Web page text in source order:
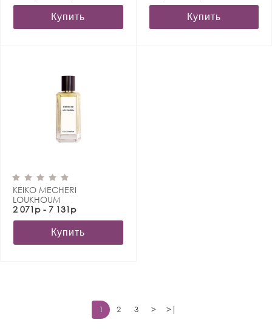
Купить Купить
KEIKO MECHERI
LOUKHOUM
2 071р - 7 131р
Купить
1 2 3 > >|